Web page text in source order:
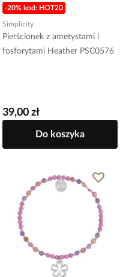
-20% kod: HOT20
Simplicity
Pierścionek z ametystami i
fosforytami Heather PSC0576
39,00 zł
Do koszyka